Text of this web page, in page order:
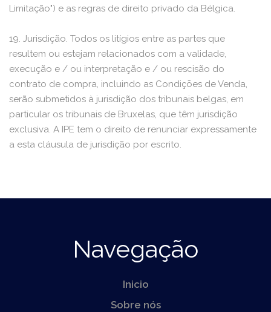
Limitação") e as regras de direito privado da Bélgica.
19. Jurisdição. Todos os litígios entre as partes que
resultem ou estejam relacionados com a validade,
execução e / ou interpretação e / ou rescisão do
contrato de compra, incluindo as Condições de Venda,
serão submetidos à jurisdição dos tribunais belgas, em
particular os tribunais de Bruxelas, que têm jurisdição
exclusiva. A IPE tem o direito de renunciar expressamente
a esta cláusula de jurisdição por escrito.
Navegação
Inicio
Sobre nós